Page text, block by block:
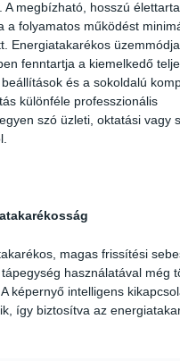
A megbízható, hosszú
a folyamatos működést
Energiatakarékos
fenntartja a kiemelkedő
és a sokoldalú
különféle professzionális
szó üzleti, oktatási vagy
magas frissítési
használatával még
képernyő intelligens
így biztosítva az